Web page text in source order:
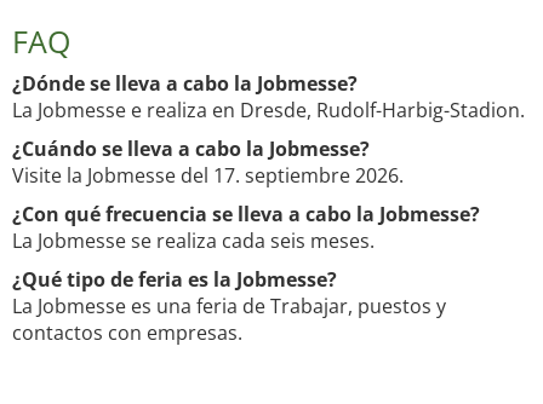
FAQ
¿Dónde se lleva a cabo la Jobmesse?
La Jobmesse e realiza en Dresde, Rudolf-Harbig-Stadion.
¿Cuándo se lleva a cabo la Jobmesse?
Visite la Jobmesse del 17. septiembre 2026.
¿Con qué frecuencia se lleva a cabo la Jobmesse?
La Jobmesse se realiza cada seis meses.
¿Qué tipo de feria es la Jobmesse?
La Jobmesse es una feria de Trabajar, puestos y
contactos con empresas.